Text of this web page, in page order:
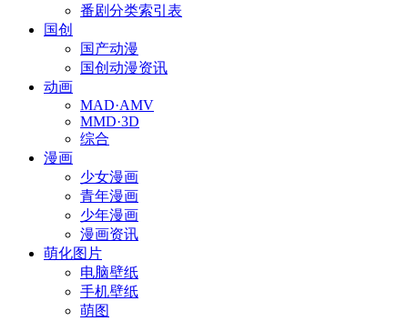
番剧分类索引表
国创
国产动漫
国创动漫资讯
动画
MAD·AMV
MMD·3D
综合
漫画
少女漫画
青年漫画
少年漫画
漫画资讯
萌化图片
电脑壁纸
手机壁纸
萌图